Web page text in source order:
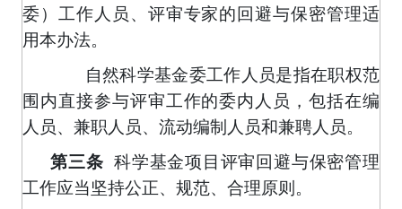
委）工作人员、评审专家的回避与保密管理适
用本办法。
自然科学基金委工作人员是指在职权范
围内直接参与评审工作的委内人员，包括在编
人员、兼职人员、流动编制人员和兼聘人员。
第三条 科学基金项目评审回避与保密管理
工作应当坚持公正、规范、合理原则。